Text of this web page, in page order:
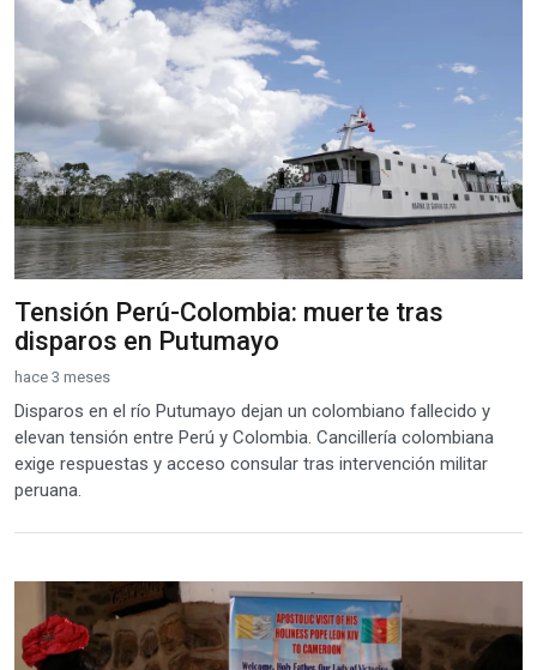
Tensión Perú-Colombia: muerte tras
disparos en Putumayo
hace 3 meses
Disparos en el río Putumayo dejan un colombiano fallecido y
elevan tensión entre Perú y Colombia. Cancillería colombiana
exige respuestas y acceso consular tras intervención militar
peruana.